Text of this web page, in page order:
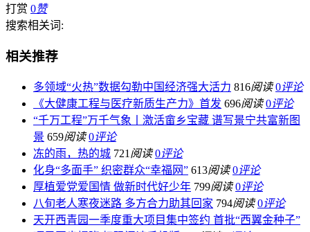
打赏 0赞
搜索相关词:
相关推荐
多领域“火热”数据勾勒中国经济强大活力 816阅读 0评论
《大健康工程与医疗新质生产力》首发 696阅读 0评论
“千万工程”万千气象丨激活畲乡宝藏 谱写景宁共富新图
景 659阅读 0评论
冻的雨，热的城 721 阅读 0评论
化身“多面手” 织密群众“幸福网” 613阅读 0评论
厚植爱党爱国情 做新时代好少年 799阅读 0评论
八旬老人寒夜迷路 多方合力助其回家 794阅读 0评论
天开西青园一季度重大项目集中签约 首批“西翼金种子”